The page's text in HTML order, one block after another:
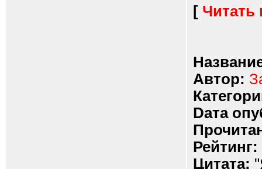
[ Читать
Автор:
Dата
Рейтинг:
Цитата: